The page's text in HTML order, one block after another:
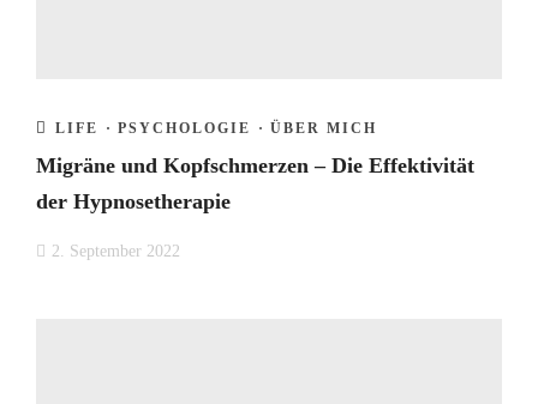
LIFE · PSYCHOLOGIE · ÜBER MICH
Migräne und Kopfschmerzen – Die Effektivität
der Hypnosetherapie
2. September 2022